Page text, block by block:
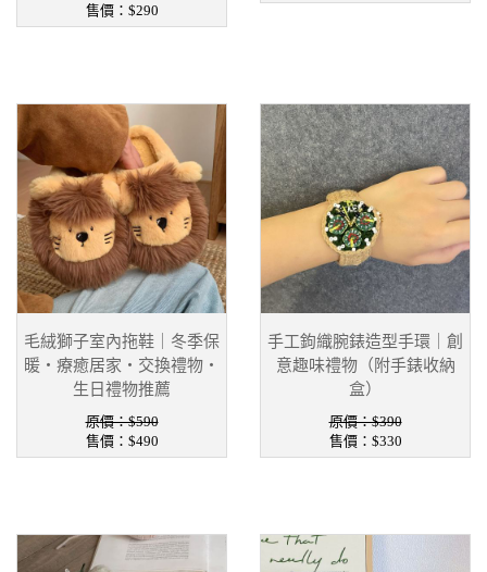
售價： $290
毛絨獅子室內拖鞋｜冬季保
暖・療癒居家・交換禮物・
生日禮物推薦
原價：$590
售價： $490
手工鉤織腕錶造型手環｜創
意趣味禮物（附手錶收納
盒）
原價：$390
售價： $330